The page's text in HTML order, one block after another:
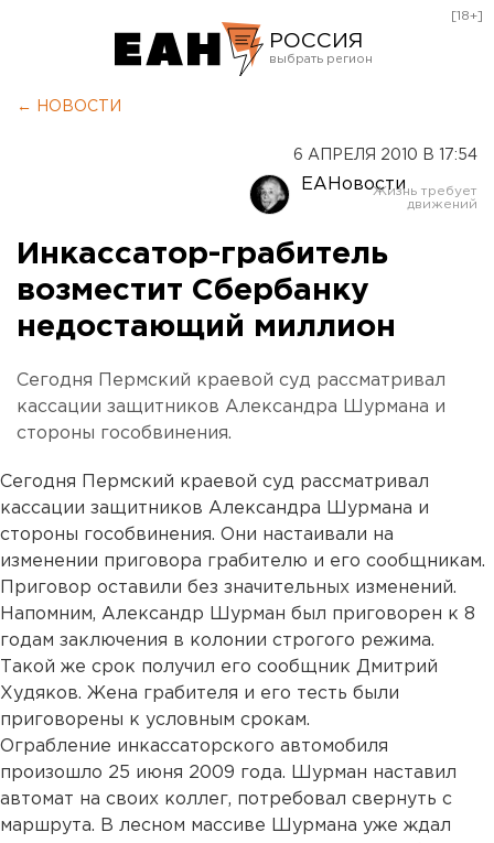
РОССИЯ
Оренбург
[18+]
← НОВОСТИ
6 АПРЕЛЯ 2010 В 17:54
ЕАНовости
Инкассатор-грабитель
возместит Сбербанку
недостающий миллион
Сегодня Пермский краевой суд рассматривал
кассации защитников Александра Шурмана и
стороны гособвинения.
Сегодня Пермский краевой суд рассматривал
кассации защитников Александра Шурмана и
стороны гособвинения. Они настаивали на
изменении приговора грабителю и его сообщникам.
Приговор оставили без значительных изменений.
Напомним, Александр Шурман был приговорен к 8
годам заключения в колонии строгого режима.
Такой же срок получил его сообщник Дмитрий
Худяков. Жена грабителя и его тесть были
приговорены к условным срокам.
Ограбление инкассаторского автомобиля
произошло 25 июня 2009 года. Шурман наставил
автомат на своих коллег, потребовал свернуть с
маршрута. В лесном массиве Шурмана уже ждал